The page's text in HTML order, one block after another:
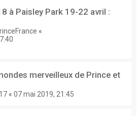
à Paisley Park 19-22 avril :
«
merveilleux de Prince et
« 07 mai 2019, 21:45